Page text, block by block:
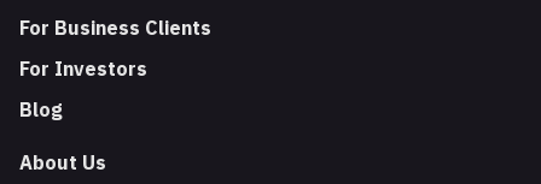
For Business Clients
For Investors
Blog
About Us